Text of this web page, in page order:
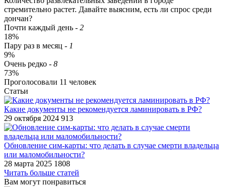
стремительно растет. Давайте выясним, есть ли спрос среди
дончан?
Почти каждый день - 2
18%
Пару раз в месяц - 1
9%
Очень редко - 8
73%
Проголосовали 11 человек
Статьи
​Какие документы не рекомендуется ламинировать в РФ?
29 октября 2024 913
​Обновление сим-карты: что делать в случае смерти владельца
или маломобильности?
28 марта 2025 1808
Читать больше статей
Вам могут понравиться